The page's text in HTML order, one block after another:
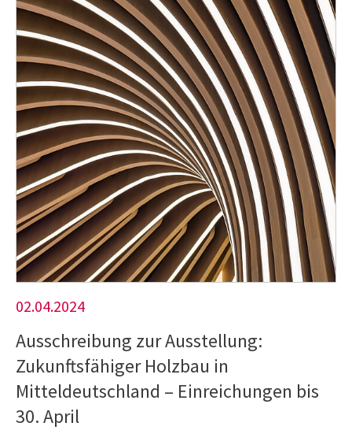
02.04.2024
Ausschreibung zur Ausstellung:
Zukunftsfähiger Holzbau in
Mitteldeutschland – Einreichungen bis
30. April